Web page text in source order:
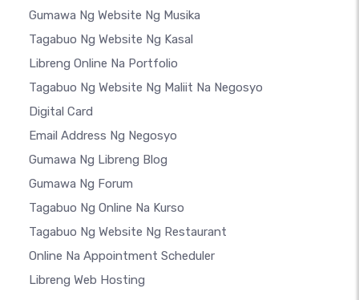
Gumawa Ng Website Ng Musika
Tagabuo Ng Website Ng Kasal
Libreng Online Na Portfolio
Tagabuo Ng Website Ng Maliit Na Negosyo
Digital Card
Email Address Ng Negosyo
Gumawa Ng Libreng Blog
Gumawa Ng Forum
Tagabuo Ng Online Na Kurso
Tagabuo Ng Website Ng Restaurant
Online Na Appointment Scheduler
Libreng Web Hosting